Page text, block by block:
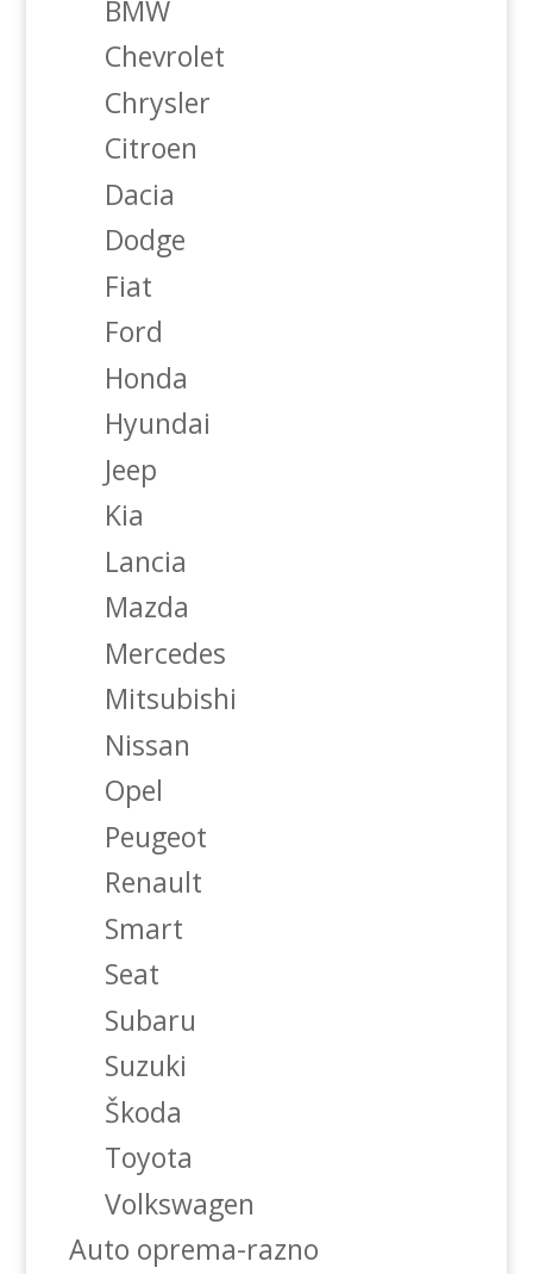
BMW
Chevrolet
Chrysler
Citroen
Dacia
Dodge
Fiat
Ford
Honda
Hyundai
Jeep
Kia
Lancia
Mazda
Mercedes
Mitsubishi
Nissan
Opel
Peugeot
Renault
Smart
Seat
Subaru
Suzuki
Škoda
Toyota
Volkswagen
Auto oprema-razno